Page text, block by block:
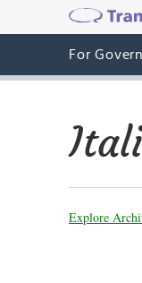
For
Explore